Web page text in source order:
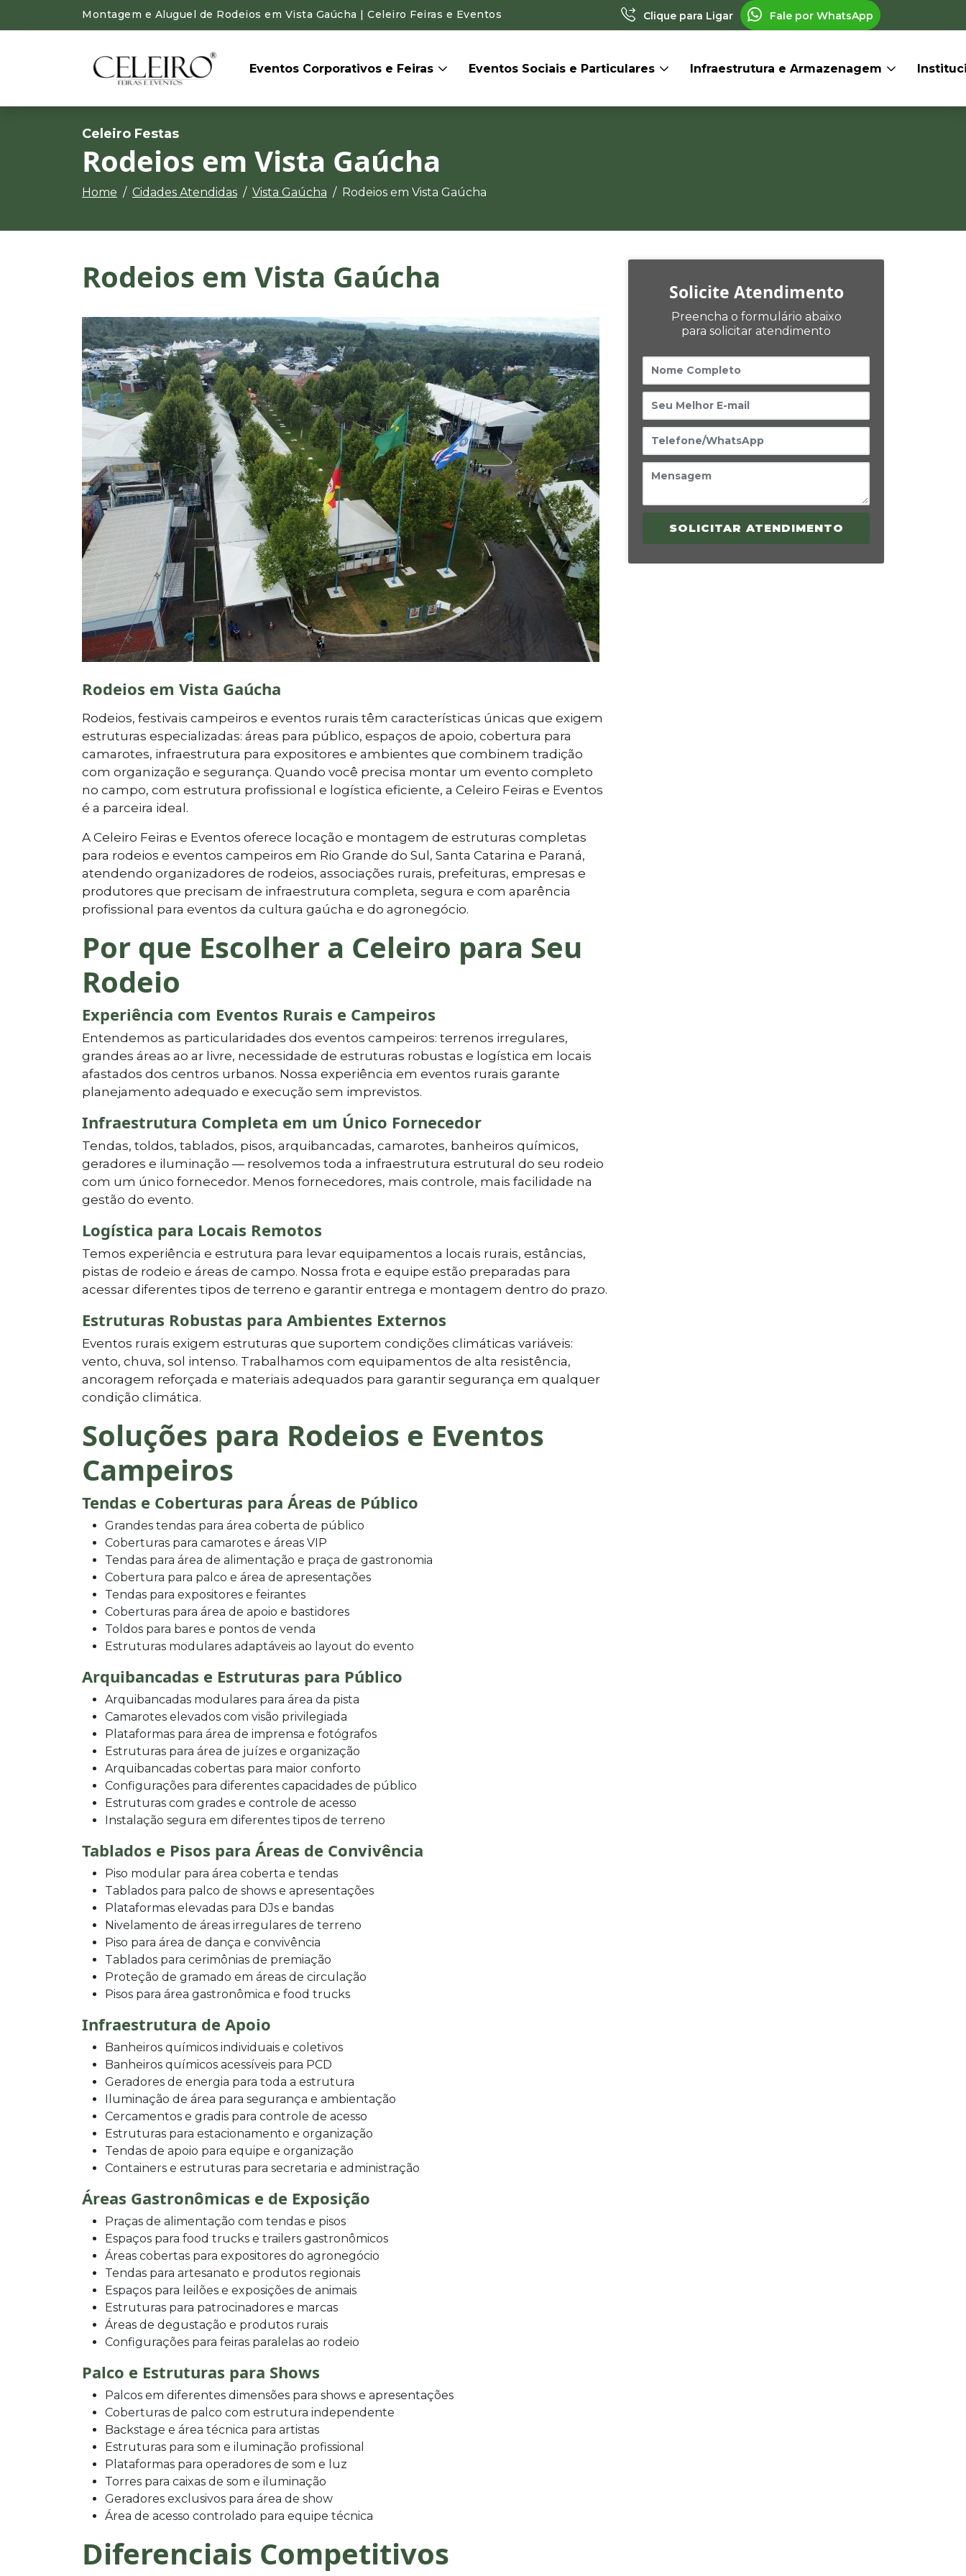
Montagem e Aluguel de Rodeios em Vista Gaúcha | Celeiro Feiras e Eventos Clique para Ligar Fale por WhatsApp
Eventos Corporativos e Feiras Eventos Sociais e Particulares Infraestrutura e Armazenagem
Celeiro Festas
Rodeios em Vista Gaúcha
Home Cidades Atendidas Vista Gaúcha Rodeios em Vista Gaúcha
Rodeios em Vista Gaúcha
Rodeios em Vista Gaúcha
Rodeios, festivais campeiros e eventos rurais têm características únicas que exigem
estruturas especializadas: áreas para público, espaços de apoio, cobertura para
camarotes, infraestrutura para expositores e ambientes que combinem tradição
com organização e segurança. Quando você precisa montar um evento completo
no campo, com estrutura profissional e logística eficiente, a Celeiro Feiras e Eventos
é a parceira ideal.
A Celeiro Feiras e Eventos oferece locação e montagem de estruturas completas
para rodeios e eventos campeiros em Rio Grande do Sul, Santa Catarina e Paraná,
atendendo organizadores de rodeios, associações rurais, prefeituras, empresas e
produtores que precisam de infraestrutura completa, segura e com aparência
profissional para eventos da cultura gaúcha e do agronegócio.
Por que Escolher a Celeiro para Seu
Rodeio
Experiência com Eventos Rurais e Campeiros
Entendemos as particularidades dos eventos campeiros: terrenos irregulares,
grandes áreas ao ar livre, necessidade de estruturas robustas e logística em locais
afastados dos centros urbanos. Nossa experiência em eventos rurais garante
planejamento adequado e execução sem imprevistos.
Infraestrutura Completa em um Único Fornecedor
Tendas, toldos, tablados, pisos, arquibancadas, camarotes, banheiros químicos,
geradores e iluminação — resolvemos toda a infraestrutura estrutural do seu rodeio
com um único fornecedor. Menos fornecedores, mais controle, mais facilidade na
gestão do evento.
Logística para Locais Remotos
Temos experiência e estrutura para levar equipamentos a locais rurais, estâncias,
pistas de rodeio e áreas de campo. Nossa frota e equipe estão preparadas para
acessar diferentes tipos de terreno e garantir entrega e montagem dentro do prazo.
Estruturas Robustas para Ambientes Externos
Eventos rurais exigem estruturas que suportem condições climáticas variáveis:
vento, chuva, sol intenso. Trabalhamos com equipamentos de alta resistência,
ancoragem reforçada e materiais adequados para garantir segurança em qualquer
condição climática.
Soluções para Rodeios e Eventos
Campeiros
Tendas e Coberturas para Áreas de Público
Grandes tendas para área coberta de público
Coberturas para camarotes e áreas VIP
Tendas para área de alimentação e praça de gastronomia
Cobertura para palco e área de apresentações
Tendas para expositores e feirantes
Coberturas para área de apoio e bastidores
Toldos para bares e pontos de venda
Estruturas modulares adaptáveis ao layout do evento
Arquibancadas e Estruturas para Público
Arquibancadas modulares para área da pista
Camarotes elevados com visão privilegiada
Plataformas para área de imprensa e fotógrafos
Estruturas para área de juízes e organização
Arquibancadas cobertas para maior conforto
Configurações para diferentes capacidades de público
Estruturas com grades e controle de acesso
Instalação segura em diferentes tipos de terreno
Tablados e Pisos para Áreas de Convivência
Piso modular para área coberta e tendas
Tablados para palco de shows e apresentações
Plataformas elevadas para DJs e bandas
Nivelamento de áreas irregulares de terreno
Piso para área de dança e convivência
Tablados para cerimônias de premiação
Proteção de gramado em áreas de circulação
Pisos para área gastronômica e food trucks
Infraestrutura de Apoio
Banheiros químicos individuais e coletivos
Banheiros químicos acessíveis para PCD
Geradores de energia para toda a estrutura
Iluminação de área para segurança e ambientação
Cercamentos e gradis para controle de acesso
Estruturas para estacionamento e organização
Tendas de apoio para equipe e organização
Containers e estruturas para secretaria e administração
Áreas Gastronômicas e de Exposição
Praças de alimentação com tendas e pisos
Espaços para food trucks e trailers gastronômicos
Áreas cobertas para expositores do agronegócio
Tendas para artesanato e produtos regionais
Espaços para leilões e exposições de animais
Estruturas para patrocinadores e marcas
Áreas de degustação e produtos rurais
Configurações para feiras paralelas ao rodeio
Palco e Estruturas para Shows
Palcos em diferentes dimensões para shows e apresentações
Coberturas de palco com estrutura independente
Backstage e área técnica para artistas
Estruturas para som e iluminação profissional
Plataformas para operadores de som e luz
Torres para caixas de som e iluminação
Geradores exclusivos para área de show
Área de acesso controlado para equipe técnica
Diferenciais Competitivos
Solicite Atendimento
Preencha o formulário abaixo
para solicitar atendimento
SOLICITAR ATENDIMENTO